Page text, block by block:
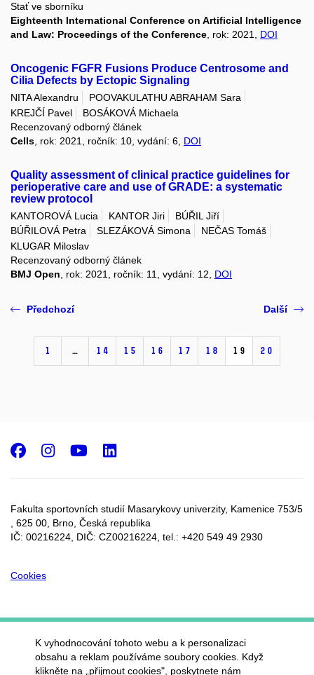
Stať ve sborníku
Eighteenth International Conference on Artificial Intelligence
and Law: Proceedings of the Conference , rok: 2021, DOI
Oncogenic FGFR Fusions Produce Centrosome and
Cilia Defects by Ectopic Signaling
NITA Alexandru
POOVAKULATHU ABRAHAM Sara
KREJČÍ Pavel
BOSÁKOVÁ Michaela
Recenzovaný odborný článek
Cells , rok: 2021, ročník: 10, vydání: 6, DOI
Quality assessment of clinical practice guidelines for
perioperative care and use of GRADE: a systematic
review protocol
KANTOROVÁ Lucia KANTOR Jiri
BÚŘIL Jiří
BÚŘILOVÁ Petra
SLEZÁKOVÁ Simona
NEČAS Tomáš
KLUGAR Miloslav
Recenzovaný odborný článek
BMJ Open , rok: 2021, ročník: 11, vydání: 12, DOI
Předchozí
1 … 14 15 16 17 18 19 20
Další
Fakulta sportovních studií Masarykovy univerzity, Kamenice 753/5​
, 625 00, Brno, Česká republika
IČ: 00216224, DIČ: CZ00216224, tel.: +420 549 49 2930
Cookies
Facebook
Instagram
Youtube
LinkedIn
K vyhodnocování tohoto webu a k personalizaci
obsahu a reklam používáme soubory cookies. Když
klikněte na „přijmout cookies", poskytnete nám